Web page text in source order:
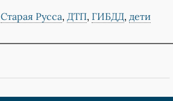
Старая Русса, ДТП, ГИБДД, дети